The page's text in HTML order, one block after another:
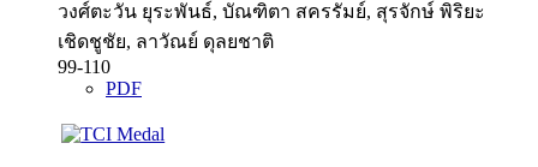
วงศ์ตะวัน ยุระพันธ์, บัณฑิตา สครรัมย์, สุรจักษ์ พิริยะ
เชิดชูชัย, ลาวัณย์ ดุลยชาติ
99-110
PDF